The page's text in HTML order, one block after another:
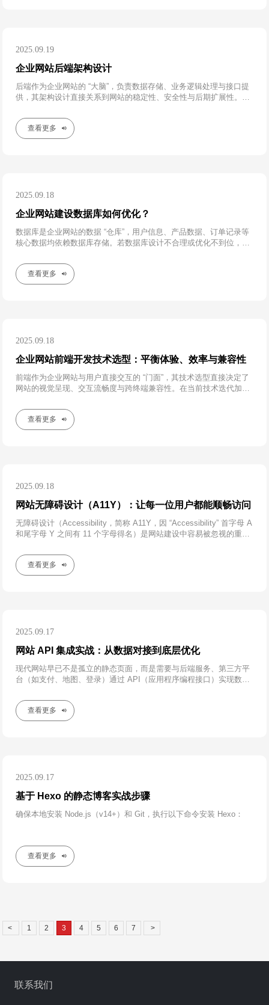
2025.09.19
企业网站后端架构设计
后端作为企业网站的 “大脑”，负责数据存储、业务逻辑处理与接口提
供，其架构设计直接关系到网站的稳定性、安全性与后期扩展性。企
端架构
查看更多
2025.09.18
企业网站建设数据库如何优化？
数据库是企业网站的数据 “仓库”，用户信息、产品数据、订单记录等
核心数据均依赖数据库存储。若数据库设计不合理或优化不到位，会
查看更多
2025.09.18
企业网站前端开发技术选型：平衡体验、效率与兼容性
前端作为企业网站与用户直接交互的 “门面”，其技术选型直接决定了
网站的视觉呈现、交互流畅度与跨终端兼容性。在当前技术迭代加速
体验” 之间找到最优解。​
查看更多
2025.09.18
网站无障碍设计（A11Y）：让每一位用户都能顺畅访问
无障碍设计（Accessibility，简称 A11Y，因 “Accessibility” 首字母 A
和尾字母 Y 之间有 11 个字母得名）是网站建设中容易被忽视的重要
障、肢体障碍），若网站缺乏无障碍支持，将直接排除这部分用户
查看更多
2025.09.17
网站 API 集成实战：从数据对接到底层优化
现代网站早已不是孤立的静态页面，而是需要与后端服务、第三方平
台（如支付、地图、登录）通过 API（应用程序编程接口）实现数据
验。本文将拆解 API 集成的核心流程，分析常见问题（如跨域、超
时、数据安全）
查看更多
2025.09.17
基于 Hexo 的静态博客实战步骤
确保本地安装 Node.js（v14+）和 Git，执行以下命令安装 Hexo：​
查看更多
< 1 2 3 4 5 6 7 >
联系我们